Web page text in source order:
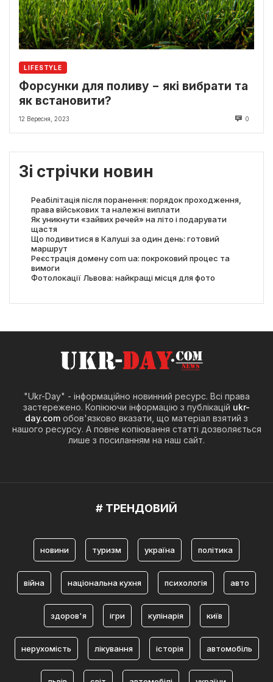
LIFESTYLE
Форсунки для поливу − які вибрати та
як встановити?
12 Вересня, 2023 0
Зі стрічки новин
Реабілітація після поранення: порядок проходження,
права військових та належні виплати
Як уникнути «зайвих речей» на літо і подарувати
щастя
Що подивитися в Калуші за один день: готовий
маршрут
Реєстрація домену com ua: покроковий процес та
вимоги
Фотолокації Львова: найкращі місця для фото
"Ukr-Day" - інформаційно новинний ресурс. Всі права
застережено. Копіюючи інформацію з публікацій ukr-
day.com обов'язково вказати, що матеріал взятий з
нашого ресурсу. А повне копіювання статті дозволяється
лише з посиланням на наш сайт.
# ТРЕНДОВИЙ
новини туризм україна політика
війна національна кухня психологія авто
здоров'я ігри кулінарія київ
нерухомість лікування історія автомобіль